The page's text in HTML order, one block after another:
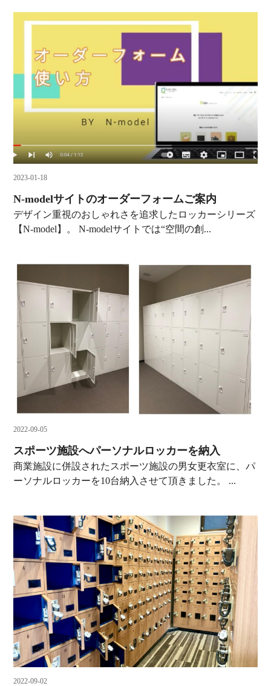
2023-01-18
N-modelサイトのオーダーフォームご案内
デザイン重視のおしゃれさを追求したロッカーシリーズ
【N-model】。 N-modelサイトでは“空間の創...
2022-09-05
スポーツ施設へパーソナルロッカーを納入
商業施設に併設されたスポーツ施設の男女更衣室に、パ
ーソナルロッカーを10台納入させて頂きました。 ...
2022-09-02